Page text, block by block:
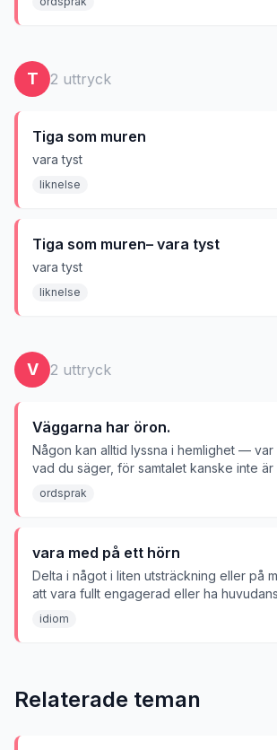
T 2 uttryck
Tiga som muren
vara tyst
liknelse
Tiga som muren– vara tyst
vara tyst
liknelse
V 2 uttryck
Väggarna har öron.
Någon kan alltid lyssna i hemlighet —
vad du säger, för samtalet kanske inte är
ordsprak
vara med på ett hörn
Delta i något i liten utsträckning eller på
att vara fullt engagerad eller ha
idiom
Relaterade teman